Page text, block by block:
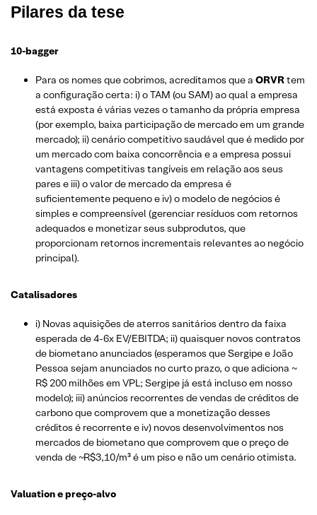
Pilares da tese
10-bagger
Para os nomes que cobrimos, acreditamos que a ORVRtem
a configuração certa: i) o TAM (ou SAM) ao qual a empresa
está exposta é várias vezes o tamanho da própria empresa
(por exemplo, baixa participação de mercado em um grande
mercado); ii) cenário competitivo saudável que é medido por
um mercado com baixa concorrência e a empresa possui
vantagens competitivas tangíveis em relação aos seus
pares e iii) o valor de mercado da empresa é
suficientemente pequeno e iv) o modelo de negócios é
simples e compreensível (gerenciar resíduos com retornos
adequados e monetizar seus subprodutos, que
proporcionam retornos incrementais relevantes ao negócio
principal).
Catalisadores
i) Novas aquisições de aterros sanitários dentro da faixa
esperada de 4-6x EV/EBITDA; ii) quaisquer novos contratos
de biometano anunciados (esperamos que Sergipe e João
Pessoa sejam anunciados no curto prazo, o que adiciona ~
R$ 200 milhões em VPL; Sergipe já está incluso em nosso
modelo); iii) anúncios recorrentes de vendas de créditos de
carbono que comprovem que a monetização desses
créditos é recorrente e iv) novos desenvolvimentos nos
mercados de biometano que comprovem que o preço de
venda de ~R$3,10/m³ é um piso e não um cenário otimista.
Valuation e preço-alvo